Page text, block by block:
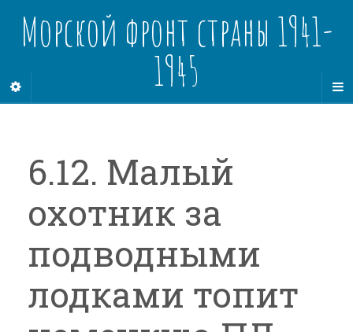
Морской фронт страны 1941-
1945
6.12. Малый
охотник за
подводными
лодками топит